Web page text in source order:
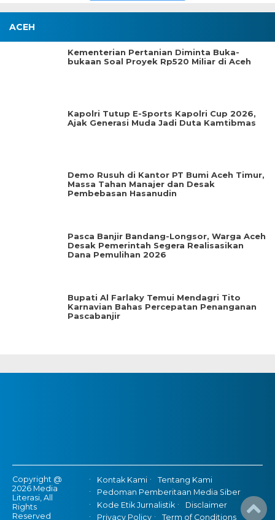
ACEH
Kementerian Pertanian Diminta Buka-
bukaan Soal Proyek Rp520 Miliar di Aceh
Kapolri Tutup E-Sports Kapolri Cup 2026,
Ajak Generasi Muda Jadi Duta Kamtibmas
Demo Rusuh di Kantor PT Bumi Aceh Timur,
Massa Tahan Manajer dan Desak
Pembebasan Hasanudin
Pasca Banjir Bandang-Longsor, Warga Aceh
Desak Pemerintah Segera Realisasikan
Dana Pemulihan 2026
Bupati Al Farlaky Temui Mendagri Tito
Karnavian Bahas Percepatan Penanganan
Pascabanjir
Copyright @
2026 Media
Literasi, All
Rights
Reserved
Kontak Kami
Tentang Kami
Pedoman Pemberitaan Media Siber
Kode Etik Jurnalistik
Disclaimer
Privacy Policy
Term of Conditions